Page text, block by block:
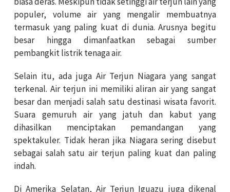
populer, volume air yang mengalir membuatnya
termasuk yang paling kuat di dunia. Arusnya begitu
besar hingga dimanfaatkan sebagai sumber
pembangkit listrik tenaga air.
Selain itu, ada juga Air Terjun Niagara yang sangat
terkenal. Air terjun ini memiliki aliran air yang sangat
besar dan menjadi salah satu destinasi wisata favorit.
Suara gemuruh air yang jatuh dan kabut yang
dihasilkan menciptakan pemandangan yang
spektakuler. Tidak heran jika Niagara sering disebut
sebagai salah satu air terjun paling kuat dan paling
indah.
Di Amerika Selatan, Air Terjun Iguazu juga dikenal